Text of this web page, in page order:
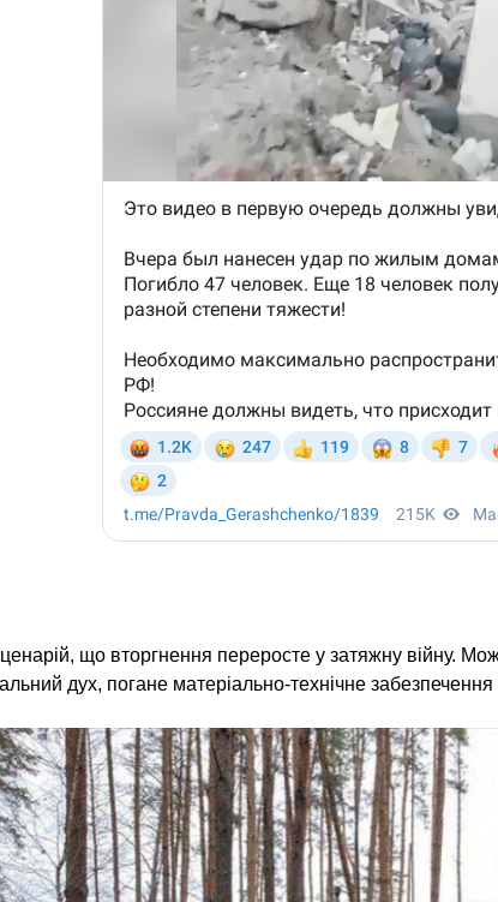
що вторгнення переросте у затяжну війну.
дух, погане матеріально-технічне забезпечення